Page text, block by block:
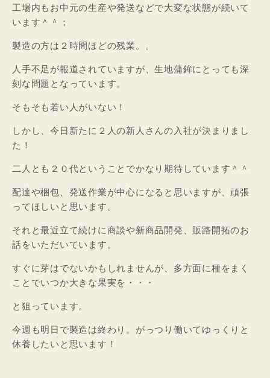
工場内もお中元の生産や発送などで大変な状態が続いて
います＾＾；
製造の方は２時間ほどの残業。。
人手不足が報道されていますが、生地蒲鉾にとっても深
刻な問題となっています。
そもそも若い人がいない！
しかし、今日新たに２人の新人さんの入社が決まりまし
た！
二人とも２０代ということでかなり期待しています＾＾
配達や梱包、発送作業が中心になると思いますが、頑張
ってほしいと思います。
それと最近立て続けに商談や新商品開発、販路開拓のお
話をいただいています。
すぐに芽はでないかもしれませんが、多方面に種をまく
ことでいつか大きな果実を・・・
と狙っています。
今週も明日で製造は終わり。がっつり働いてゆっくりと
休養したいと思います！